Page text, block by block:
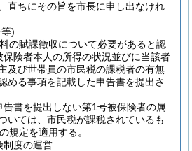
直ちにその旨を市長に申し出なけれ
)
の賦課徴収について必要があると認
険者本人の所得の状況並びに当該者
及び世帯員の市民税の課税者の有無
める事項を記載した申告書を提出さ
告書を提出しない第1号被保険者の属
いては、市民税が課税されているも
の規定を適用する。
制度の運営